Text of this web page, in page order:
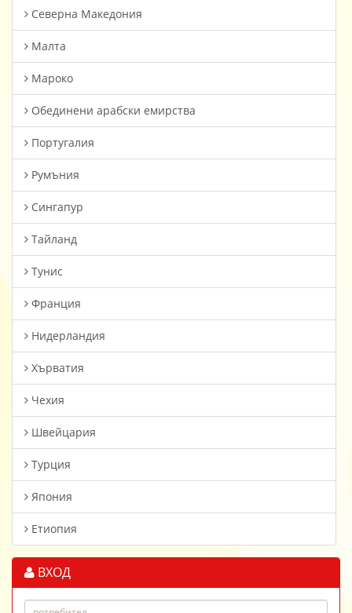
Северна Македония
Малта
Мароко
Oбединени арабски емирства
Португалия
Румъния
Сингапур
Тайланд
Тунис
Франция
Нидерландия
Хърватия
Чехия
Швейцария
Турция
Япония
Етиопия
ВХОД